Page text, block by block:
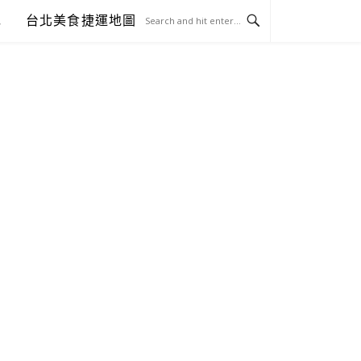
台北美食捷運地圖